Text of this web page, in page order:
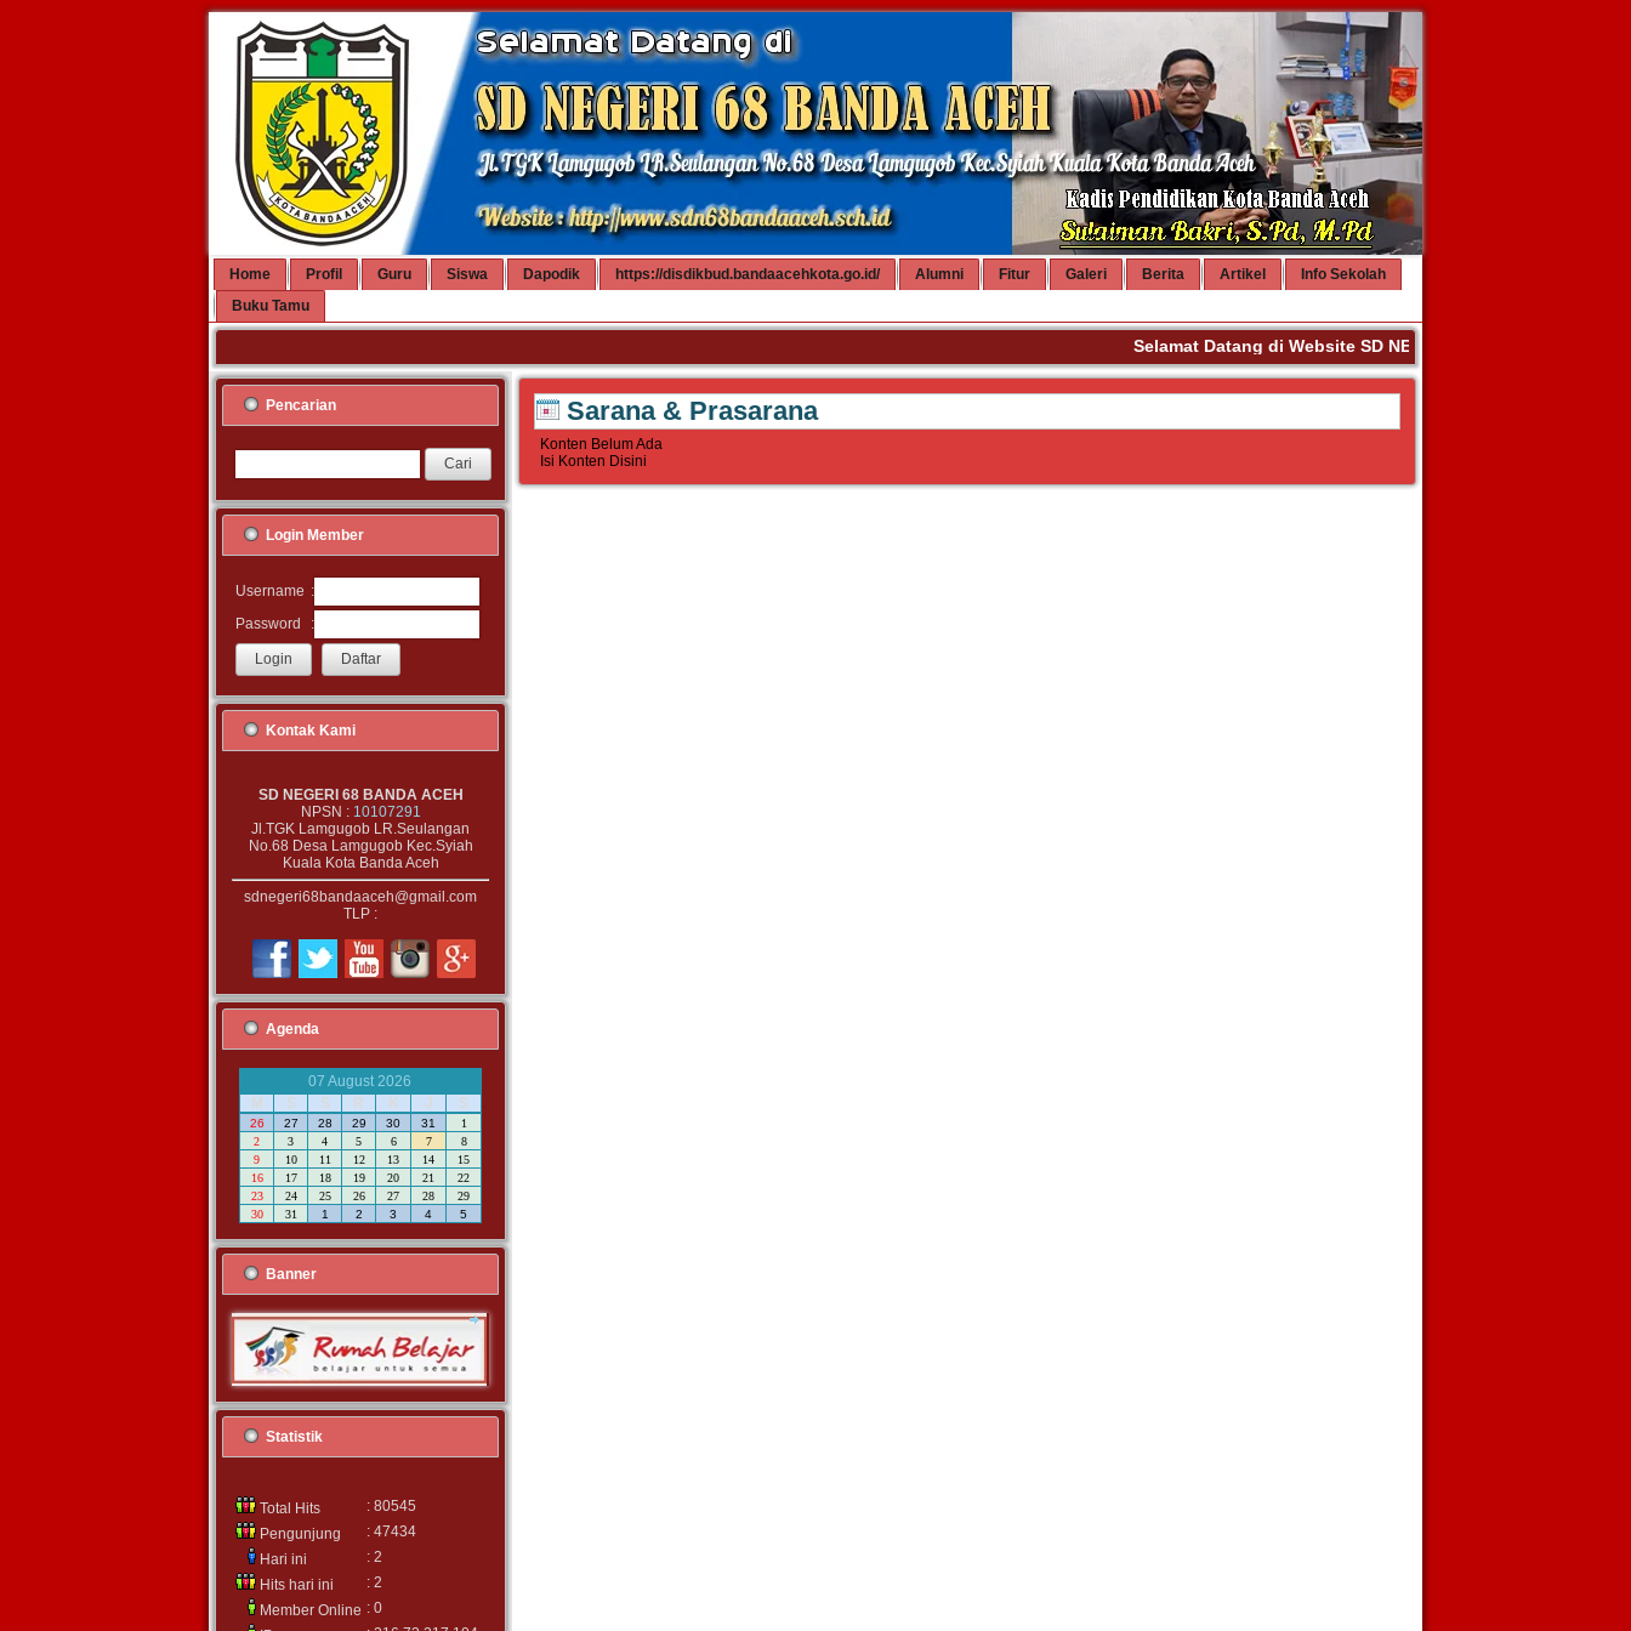
Home Profil Guru Siswa Dapodik https://disdikbud.bandaacehkota.go.id/ Alumni Fitur Galeri Berita Artikel
Info Sekolah
Buku Tamu
Selamat Datang di Website SD NEGERI 68 BANDA ACEH.
Pencarian
Login Member
Username :
Password
:
Kontak Kami
SD NEGERI 68 BANDA ACEH
NPSN : 10107291
Jl.TGK Lamgugob LR.Seulangan
No.68 Desa Lamgugob Kec.Syiah
Kuala Kota Banda Aceh
sdnegeri68bandaaceh@gmail.com
TLP :
Agenda
07 August 2026
M
S S R K J S
26 27 28 29 30 31
1
2
3 4 5 6 7
8
9
10 11 12 13 14
15
16
17 18 19 20 21
22
23
24 25 26 27 28
29
30
31 1 2 3 4 5
Banner
Statistik
Total Hits
: 80545
Pengunjung
: 47434
Hari ini
: 2
Hits hari ini
: 2
Member Online : 0
Sarana & Prasarana
Konten Belum Ada
Isi Konten Disini